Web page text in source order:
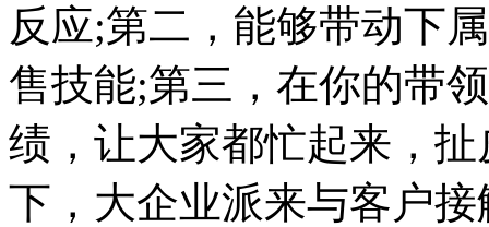
反应;第二，能够带动下
售技能;第三，在你的带
绩，让大家都忙起来，
下，大企业派来与客户